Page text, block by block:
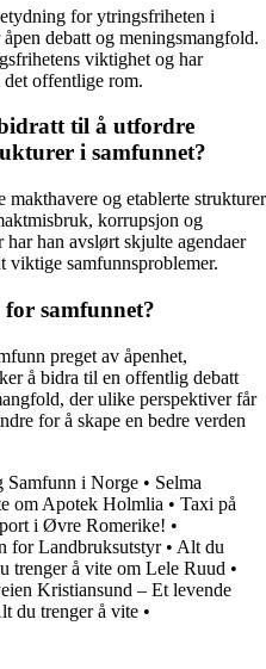
for ytringsfriheten i
debatt og meningsmangfold.
viktighet og har
offentlige rom.
til å utfordre
i samfunnet?
og etablerte strukturer
korrupsjon og
han avslørt skjulte agendaer
viktige samfunnsproblemer.
samfunnet?
preget av åpenhet,
å bidra til en offentlig debatt
der ulike perspektiver får
for å skape en bedre verden
Samfunn i Norge • Selma
om Apotek Holmlia • Taxi på
i Øvre Romerike! •
for Landbruksutstyr• Alt du
trenger å vite om Lele Ruud •
Kristiansund – Et levende
du trenger å vite •